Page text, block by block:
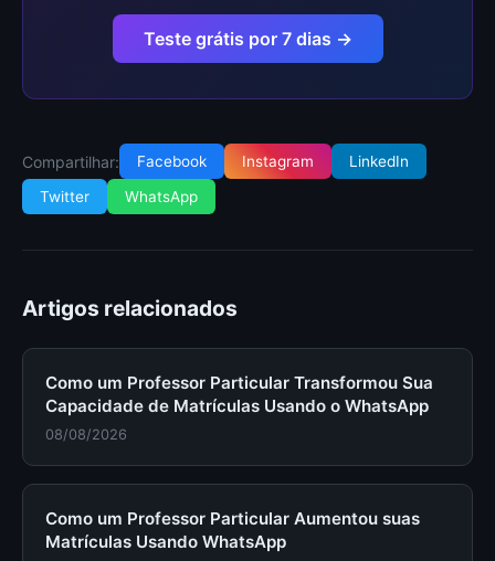
Teste grátis por 7 dias →
Compartilhar: Facebook Instagram
LinkedIn
Twitter
WhatsApp
Artigos relacionados
Como um Professor Particular Transformou Sua
Capacidade de Matrículas Usando o WhatsApp
08/08/2026
Como um Professor Particular Aumentou suas
Matrículas Usando WhatsApp